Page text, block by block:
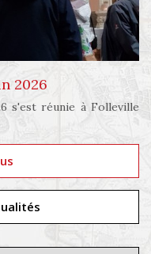
2026
s'est réunie à Folleville